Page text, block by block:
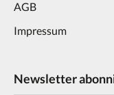
AGB
Impressum
Newsletter